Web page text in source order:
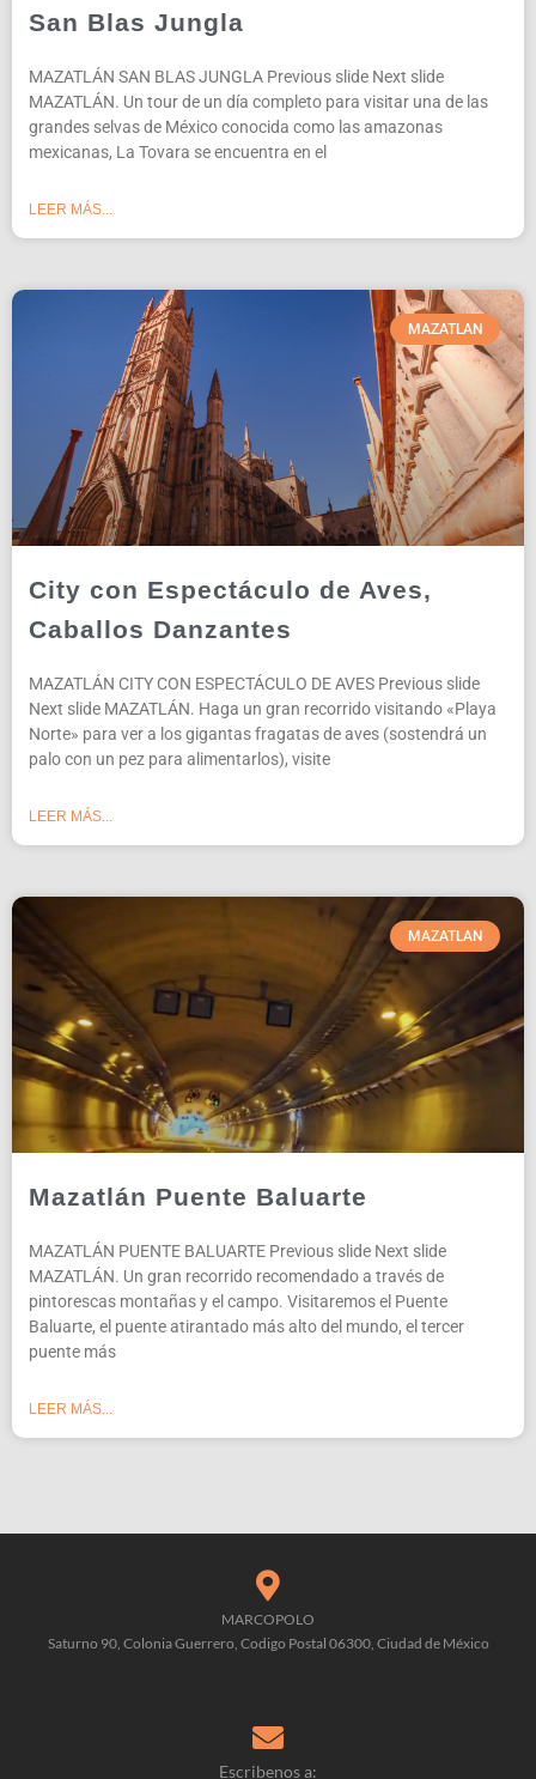
San Blas Jungla
MAZATLÁN SAN BLAS JUNGLA Previous slide Next slide
MAZATLÁN. Un tour de un día completo para visitar una de las
grandes selvas de México conocida como las amazonas
mexicanas, La Tovara se encuentra en el
LEER MÁS...
MAZATLAN
City con Espectáculo de Aves,
Caballos Danzantes
MAZATLÁN CITY CON ESPECTÁCULO DE AVES Previous slide
Next slide MAZATLÁN. Haga un gran recorrido visitando «Playa
Norte» para ver a los gigantas fragatas de aves (sostendrá un
palo con un pez para alimentarlos), visite
LEER MÁS...
MAZATLAN
Mazatlán Puente Baluarte
MAZATLÁN PUENTE BALUARTE Previous slide Next slide
MAZATLÁN. Un gran recorrido recomendado a través de
pintorescas montañas y el campo. Visitaremos el Puente
Baluarte, el puente atirantado más alto del mundo, el tercer
puente más
LEER MÁS...
MARCOPOLO
Saturno 90, Colonia Guerrero, Codigo Postal 06300, Ciudad de México
Escribenos a: